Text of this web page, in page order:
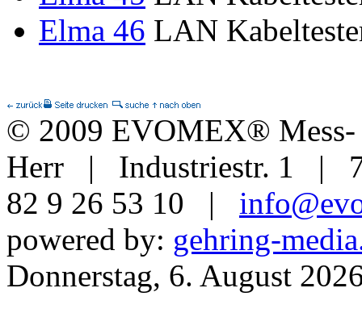
Elma 46 LAN
© 2009 EVOMEX®
Herr | Industriestr. 1 |
82 9 26 53 10 |
powered by: gehring-
Donnerstag, 6. August